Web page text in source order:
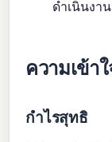
ดำเนินงา
ความเข้า
กำไรสุทธิ